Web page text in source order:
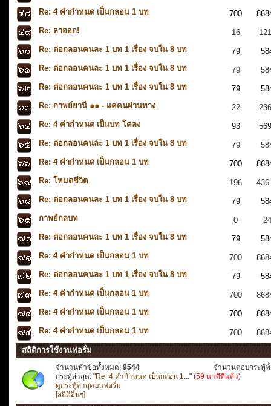
Re: 4 คำกำหนด เป็นกลอน 1 บท
700
Re: ลาออก!
16
Re: ต่อกลอนคนละ 1 บท 1 เรื่อง จบใน 8 บท
79
Re: ต่อกลอนคนละ 1 บท 1 เรื่อง จบใน 8 บท
79
Re: ต่อกลอนคนละ 1 บท 1 เรื่อง จบใน 8 บท
79
Re: กาพย์ยานี ๑๑ - แค่คนผ่านทาง
22
Re: 4 คำกำหนด เป็นบท โคลง
93
Re: ต่อกลอนคนละ 1 บท 1 เรื่อง จบใน 8 บท
79
Re: 4 คำกำหนด เป็นกลอน 1 บท
700
Re: โหมดชีวิต
196
Re: ต่อกลอนคนละ 1 บท 1 เรื่อง จบใน 8 บท
79
กาพย์กลบท
0
Re: ต่อกลอนคนละ 1 บท 1 เรื่อง จบใน 8 บท
79
Re: 4 คำกำหนด เป็นกลอน 1 บท
700
Re: ต่อกลอนคนละ 1 บท 1 เรื่อง จบใน 8 บท
79
Re: 4 คำกำหนด เป็นกลอน 1 บท
700
Re: 4 คำกำหนด เป็นกลอน 1 บท
700
Re: 4 คำกำหนด เป็นกลอน 1 บท
700
สถิติการใช้งานฟอรั่ม
จำนวนหัวข้อทั้งหมด: 9544
จำนวนตอบกระทู้
กระทู้ล่าสุด: "Re: 4 คำกำหนด เป็นกลอน 1... " (59 นาทีที่แล้ว)
ดูกระทู้ล่าสุดบนฟอรั่ม
[สถิติอื่นๆ]